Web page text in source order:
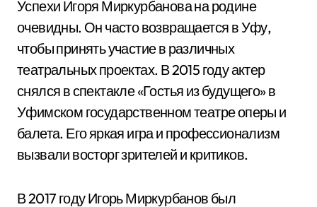
Успехи Игоря Миркурбанова на родине
очевидны. Он часто возвращается в Уфу,
чтобы принять участие в различных
театральных проектах. В 2015 году актер
снялся в спектакле «Гостья из будущего» в
Уфимском государственном театре оперы и
балета. Его яркая игра и профессионализм
вызвали восторг зрителей и критиков.
В 2017 году Игорь Миркурбанов был